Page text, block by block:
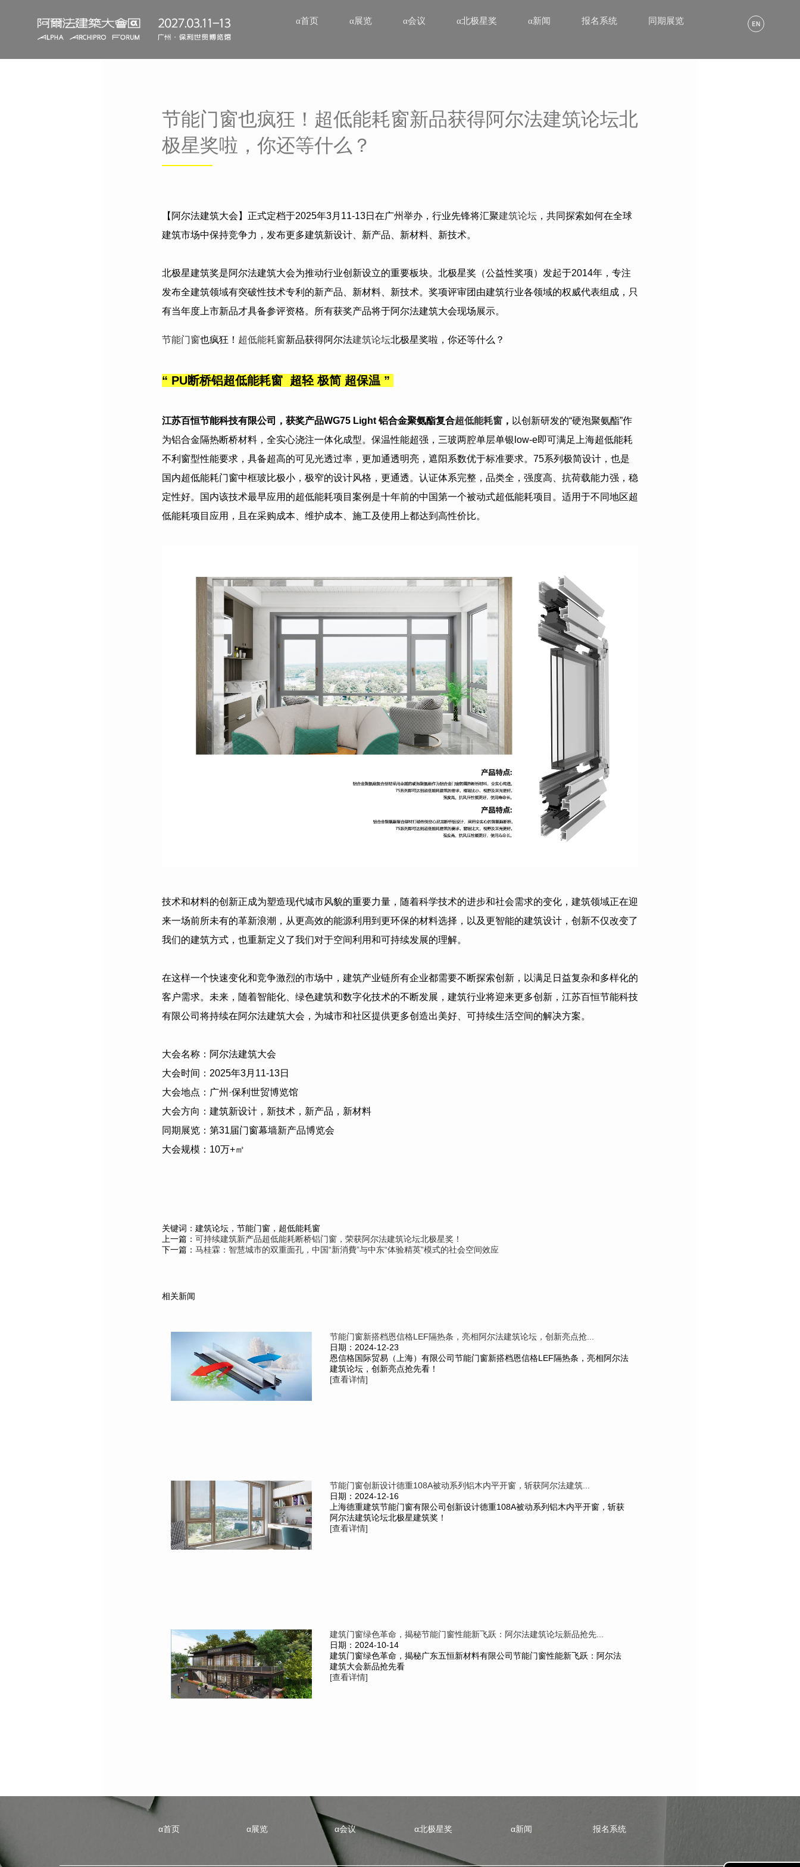
α首页 α展览 α会议 α北极星奖 α新闻 报名系统 同期展览
节能门窗也疯狂！超低能耗窗新品获得阿尔法建筑论坛北
极星奖啦，你还等什么？
【阿尔法建筑大会】正式定档于2025年3月 11-13日在广州举办，行业先锋将汇聚建筑论坛 ，共同探索如何在全球
建筑市场中保持竞争力，发布更多建筑新设计、新产品、新材料、新技术。
北极星建筑奖是阿尔法建筑大会为推动行业创新设立的重要板块。北极星奖（公益性奖项）发起于2014年，专注
发布全建筑领域有突破性技术专利的新产品、新材料、新技术。奖项评审团由建筑行业各领域的权威代表组成，只
有当年度上市新品才具备参评资格。所有获奖产品将于阿尔法建筑大会现场展示。
节能门窗也疯狂！ 超低能耗窗新品获得阿尔法建筑论坛北极星奖啦，你还等什么？
“ PU断桥铝超低能耗窗 超轻 极简 超保温 ”
江苏百恒节能科技有限公司 ，获奖产品WG75 Light 铝合金聚氨酯复合超低能耗窗 ， 以创新研发的“硬泡聚氨酯”作
为铝合金隔热断桥材料，全实心浇注一体化成型。保温性能超强，三玻两腔单层单银low-e即可满足上海超低能耗
不利窗型性能要求，具备超高的可见光透过率，更加通透明亮，遮阳系数优于标准要求。75系列极简设计，也是
国内超低能耗门窗中框玻比极小，极窄的设计风格，更通透。认证体系完整，品类全，强度高、抗荷载能力强，稳
定性好。国内该技术最早应用的超低能耗项目案例是十年前的中国第一个被动式超低能耗项目。适用于不同地区超
低能耗项目应用，且在采购成本、维护成本、施工及使用上都达到高性价比。
技术和材料的创新正成为塑造现代城市风貌的重要力量，随着科学技术的进步和社会需求的变化，建筑领域正在迎
来一场前所未有的革新浪潮，从更高效的能源利用到更环保的材料选择，以及更智能的建筑设计，创新不仅改变了
我们的建筑方式，也重新定义了我们对于空间利用和可持续发展的理解。
在这样一个快速变化和竞争激烈的市场中，建筑产业链所有企业都需要不断探索创新，以满足日益复杂和多样化的
客户需求。未来，随着智能化、绿色建筑和数字化技术的不断发展，建筑行业将迎来更多创新， 江苏百恒节能科技
有限公司 将持续在阿尔法建筑大会，为城市和社区提供更多创造出美好、可持续生活空间的解决方案。
大会名称：阿尔法建筑大会
大会时间： 2025年3月 11-13日
大会地点：广州·保利世贸博览馆
大会方向：建筑新设计，新技术，新产品，新材料
同期展览：第31届门窗幕墙新产品博览会
大会规模： 10万+㎡
关键词：建筑论坛，节能门窗，超低能耗窗
上一篇： 可持续建筑新产品超低能耗断桥铝门窗，荣获阿尔法建筑论坛北极星奖！
下一篇： 马桂霖：智慧城市的双重面孔，中国“新消費”与中东“体验精英”模式的社会空间效应
相关新闻
节能门窗新搭档恩信格LEF隔热条，亮相阿尔法建筑论坛，创新亮点抢...
日期：2024-12-23
恩信格国际贸易（上海）有限公司节能门窗新搭档恩信格LEF隔热条，亮相阿尔法
建筑论坛，创新亮点抢先看！
[查看详情]
节能门窗创新设计德重108A被动系列铝木内平开窗，斩获阿尔法建筑...
日期：2024-12-16
上海德重建筑节能门窗有限公司创新设计德重108A被动系列铝木内平开窗，斩获
阿尔法建筑论坛北极星建筑奖！
[查看详情]
建筑门窗绿色革命，揭秘节能门窗性能新飞跃：阿尔法建筑论坛新品抢先...
日期：2024-10-14
建筑门窗绿色革命，揭秘广东五恒新材料有限公司节能门窗性能新飞跃：阿尔法
建筑大会新品抢先看
[查看详情]
α首页 α展览 α会议 α北极星奖 α新闻 报名系统